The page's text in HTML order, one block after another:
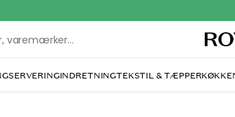
SERVERINGINDRETNINGTEKSTIL & TÆPPER